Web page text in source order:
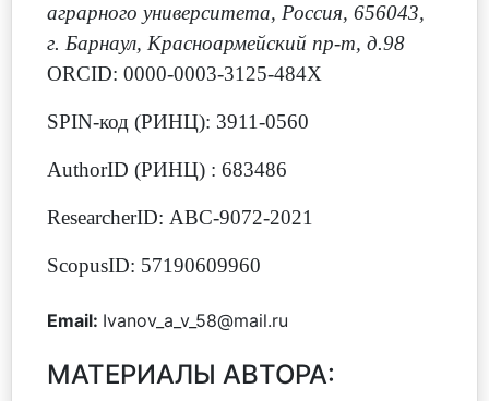
аграрного университета, Россия, 656043,
г. Барнаул, Красноармейский пр-т, д.98
ORCID: 0000-0003-3125-484X
SPIN-код (РИНЦ): 3911-0560
AuthorID (РИНЦ) : 683486
ResearcherID: ABC-9072-2021
ScopusID: 57190609960
Email: Ivanov_a_v_58@mail.ru
МАТЕРИАЛЫ АВТОРА: